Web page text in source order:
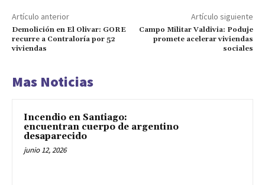
Artículo anterior
Demolición en El Olivar: GORE
recurre a Contraloría por 52
viviendas
Artículo siguiente
Campo Militar Valdivia: Poduje
promete acelerar viviendas
sociales
Mas Noticias
Incendio en Santiago:
encuentran cuerpo de argentino
desaparecido
junio 12, 2026